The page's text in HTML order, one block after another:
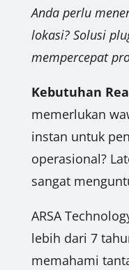
Anda perlu
lokasi? Solusi
mempercepat
Kebutuhan
memerlukan
instan untuk
operasional?
sangat
ARSA
lebih dari 7
memahami